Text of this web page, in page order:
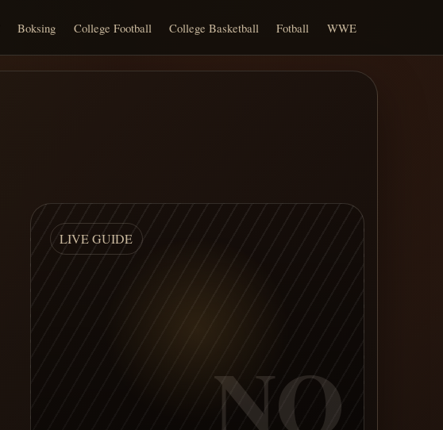
Boksing College Football College Basketball Fotball WWE
LIVE GUIDE
NO